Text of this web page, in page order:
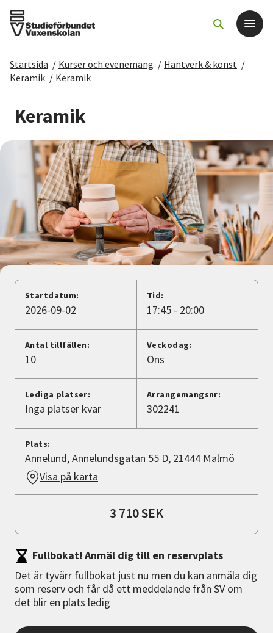
Det här gör vi
För dig som
Sök kurser och evenemang
Om SV
Starta studiecirkel
Cirkelledare
Nyheter
Avdelningar
Lyssna
Startsida / Kurser och evenemang / Hantverk & konst /
Keramik / Keramik
Keramik
Startdatum:
2026-09-02
Tid:
17:45 - 20:00
Antal tillfällen:
10
Veckodag:
Ons
Lediga platser:
Inga platser kvar
Arrangemangsnr:
302241
Plats:
Annelund, Annelundsgatan 55 D, 21444 Malmö
Visa på karta
3 710 SEK
Fullbokat! Anmäl dig till en reservplats
Det är tyvärr fullbokat just nu men du kan anmäla dig
som reserv och får då ett meddelande från SV om
det blir en plats ledig